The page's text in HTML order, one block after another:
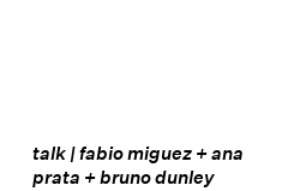
talk | fabio miguez + ana
prata + bruno dunley